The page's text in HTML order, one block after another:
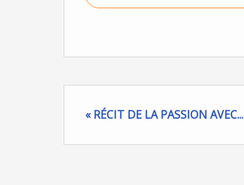
« RÉCIT DE LA PASSION AVEC...